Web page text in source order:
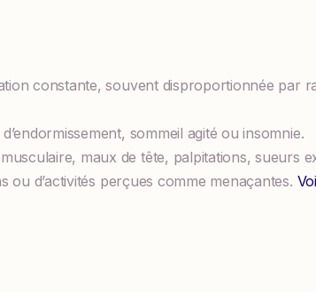
constante, souvent disproportionnée par
sommeil agité ou insomnie.
maux de tête, palpitations, sueurs
ou d’activités perçues comme menaçantes.